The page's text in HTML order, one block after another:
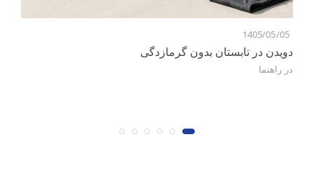
1405/05/05
دویدن در تابستان بدون گرمازدگی
در راهنما